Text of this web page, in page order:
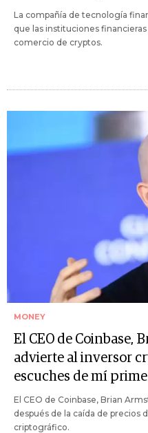
La compañía de tecnología
que las instituciones
comercio de cryptos.
MONEY
El CEO de Coinbase,
advierte al inversor
escuches de mí
El CEO de Coinbase, Brian
después de la caída de precios
criptográfico.